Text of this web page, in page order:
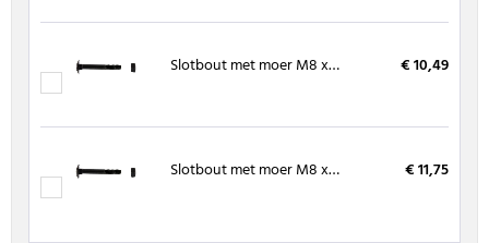
Slotbout met moer M8 x 50 mm (10 stuks) € 10,49
Slotbout met moer M8 x 60 mm (10 stuks) € 11,75